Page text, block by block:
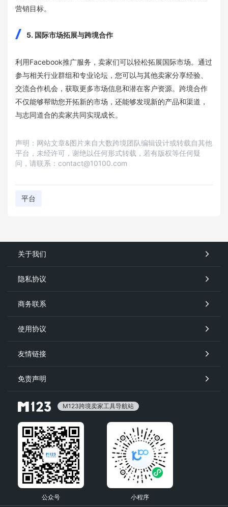
营销目标。
5. 国际市场拓展与跨境合作
利用Facebook推广服务，卖家们可以轻松拓展国际市场。通过
参与相关行业群组和专业论坛，您可以与其他卖家分享经验、
交流合作机会，获取更多市场信息和潜在客户资源。跨境合作
不仅能够帮助您开拓新的市场，还能够发现新的产品和渠道，
与志同道合的卖家共同实现成长。
声明：网站文章&图片来自大数跨境团队编辑设计或转载自其他
平台，未经许可，谢绝以任何形式转载，若有版权等任何疑
问，请联系：contact@10100.com
平台
关于我们
隐私协议
商务联系
使用协议
友情链接
免责声明
M123跨境卖家工具导航站
公众号 小程序